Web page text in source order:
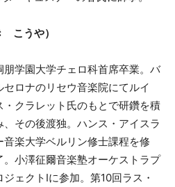
こうや）
朋学園大学チェロ科首席卒業。バ
セロナのリセウ音楽院にてルイ
・クラレット氏のもとで研鑽を積
、その後渡独。ハンス・アイスラ
音楽大学ベルリン修士課程を修
。小澤征爾音楽塾オーケストラプ
ジェクトIに参加。第10回ラス・